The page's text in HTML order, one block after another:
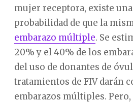
mujer receptora, existe
probabilidad de que la
embarazo múltiple. Se
20% y el 40% de los
del uso de donantes de
tratamientos de FIV darán
embarazos múltiples. Pero,